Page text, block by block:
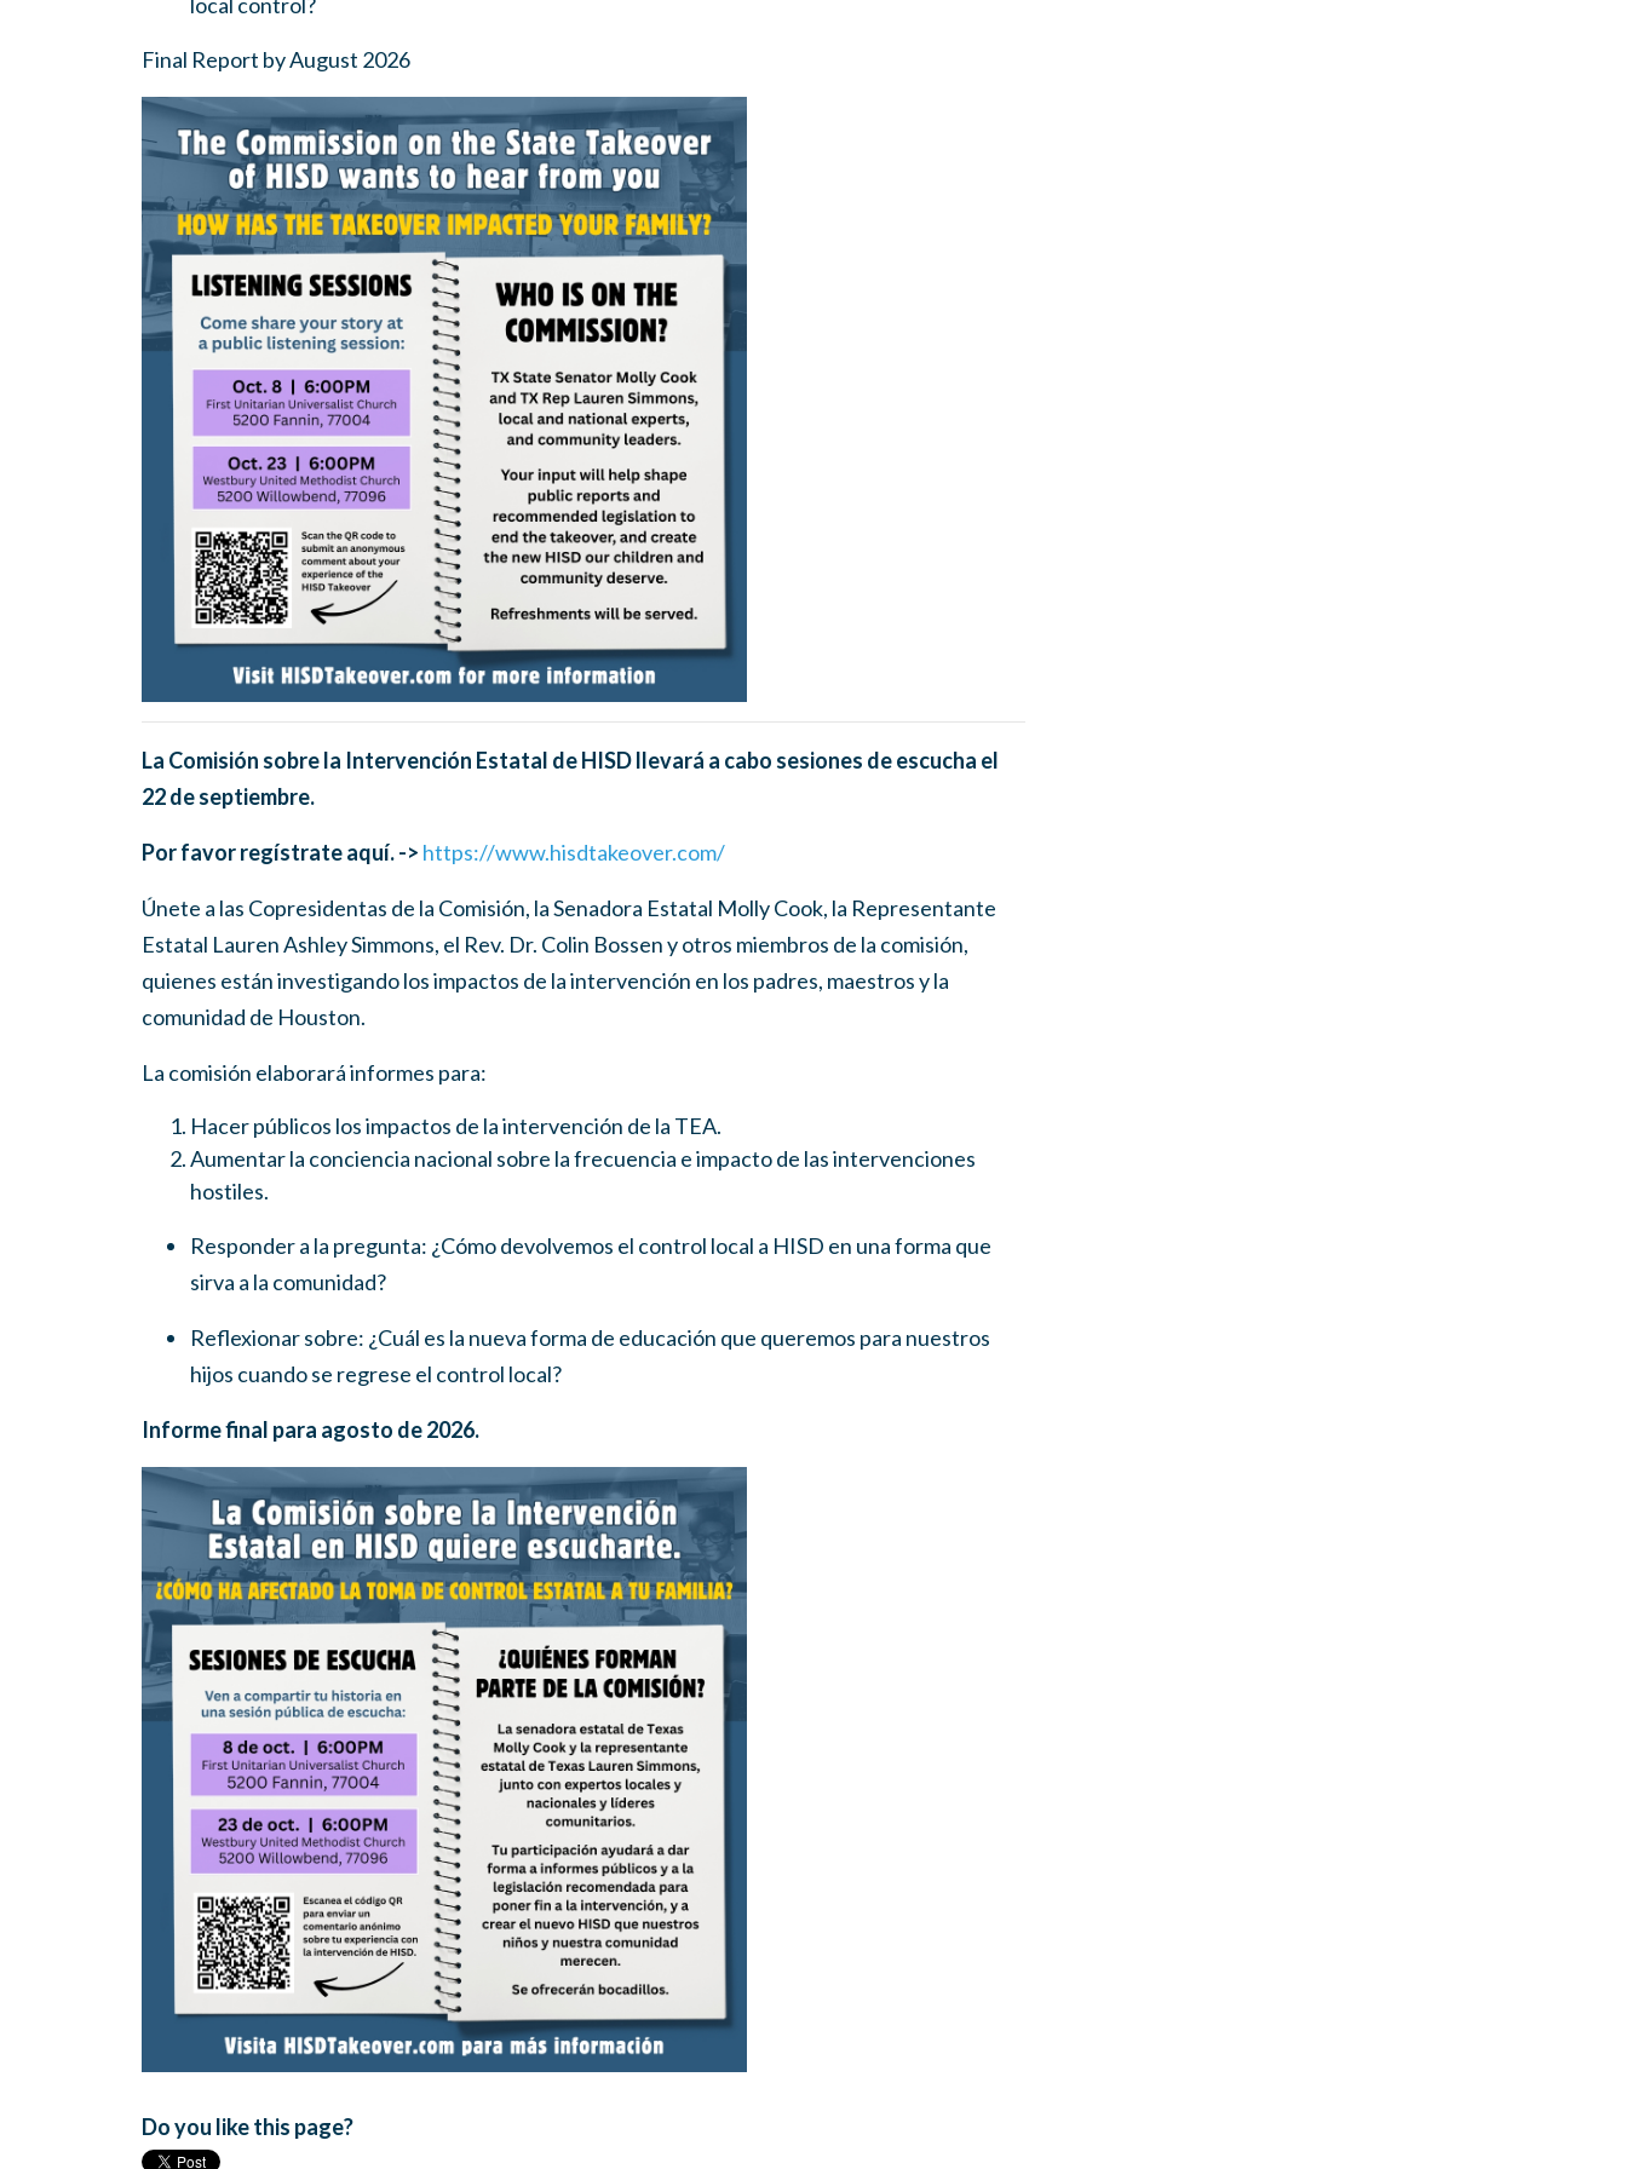
Final Report by August 2026
La Comisión sobre la Intervención Estatal de HISD llevará a cabo sesiones de escucha el
22 de septiembre.
Por favor regístrate aquí.-> https://www.hisdtakeover.com/
Únete a las Copresidentas de la Comisión, la Senadora Estatal Molly Cook, la Representante
Estatal Lauren Ashley Simmons, el Rev. Dr. Colin Bossen y otros miembros de la comisión,
quienes están investigando los impactos de la intervención en los padres, maestros y la
comunidad de Houston.
La comisión elaborará informes para:
Hacer públicos los impactos de la intervención de la TEA.
Aumentar la conciencia nacional sobre la frecuencia e impacto de las intervenciones
hostiles.
Responder a la pregunta: ¿Cómo devolvemos el control local a HISD en una forma que
sirva a la comunidad?
Reflexionar sobre: ¿Cuál es la nueva forma de educación que queremos para nuestros
hijos cuando se regrese el control local?
Informe final para agosto de 2026.
Do you like this page?